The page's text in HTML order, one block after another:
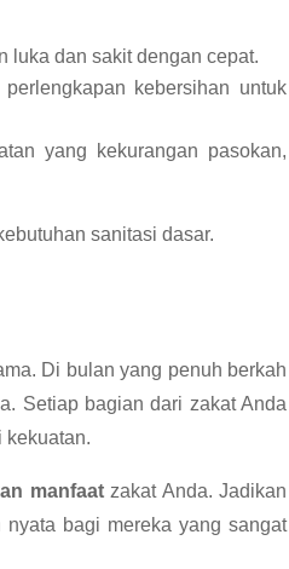
luka dan sakit dengan cepat.
kebersihan untuk
yang kekurangan pasokan,
sanitasi dasar.
Di bulan yang penuh berkah
Setiap bagian dari zakat Anda
kekuatan.
manfaatzakat Anda. Jadikan
bagi mereka yang sangat